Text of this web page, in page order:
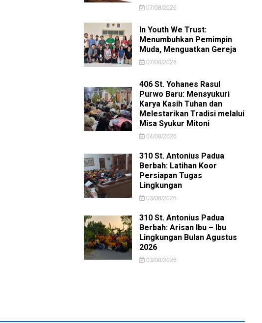
07/08/2026
In Youth We Trust:
Menumbuhkan Pemimpin
Muda, Menguatkan Gereja
07/08/2026
406 St. Yohanes Rasul
Purwo Baru: Mensyukuri
Karya Kasih Tuhan dan
Melestarikan Tradisi melalui
Misa Syukur Mitoni
04/08/2026
310 St. Antonius Padua
Berbah: Latihan Koor
Persiapan Tugas
Lingkungan
03/08/2026
310 St. Antonius Padua
Berbah: Arisan Ibu – Ibu
Lingkungan Bulan Agustus
2026
03/08/2026